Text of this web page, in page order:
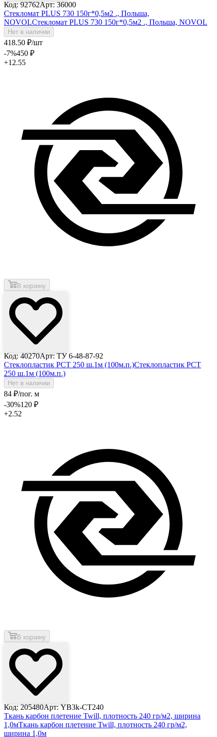
Код: 92762Арт: 36000
Стекломат PLUS 730 150г*0,5м2 ., Польша,
NOVOLСтекломат PLUS 730 150г*0,5м2 ., Польша, NOVOL
Нет в наличии
418.50 ₽/шт
-7%450 ₽
+12.55
В корзину
Код: 40270Арт: ТУ 6-48-87-92
Стеклопластик РСТ 250 ш.1м (100м.п.)Стеклопластик РСТ
250 ш.1м (100м.п.)
Нет в наличии
84 ₽/пог. м
-30%120 ₽
+2.52
В корзину
Код: 205480Арт: YB3k-CT240
Ткань карбон плетение Twill, плотность 240 гр/м2, ширина
1,0мТкань карбон плетение Twill, плотность 240 гр/м2,
ширина 1,0м